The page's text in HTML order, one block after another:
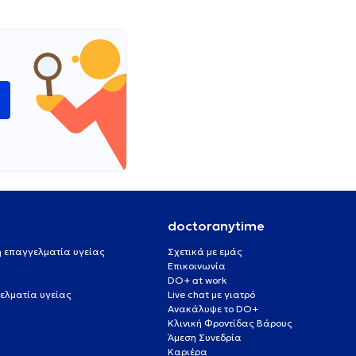
επαγγελματία υγείας
υγείας
doctoranytime
Σχετικά με εμάς
Επικοινωνία
DO+ at work
Live chat με γιατρό
Ανακάλυψε το DO+
Κλινική Φροντίδας Βάρους
Άμεση Συνεδρία
Καριέρα